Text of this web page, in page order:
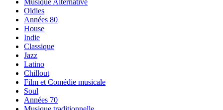
Musique Alternative
Oldies
Années 80
House
Indie
Classique
Jazz
Latino
Chillout
Film et Comédie musicale
Soul
Années 70